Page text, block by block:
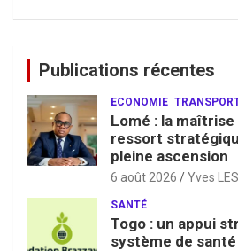
Publications récentes
ECONOMIE
Lomé : la
ressort
pleine ascension
6 août 2026 Yves
SANTÉ
Togo : un appui
système de santé